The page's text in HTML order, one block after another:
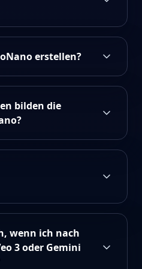
erstellen?
bilden die
wenn ich nach
3 oder Gemini